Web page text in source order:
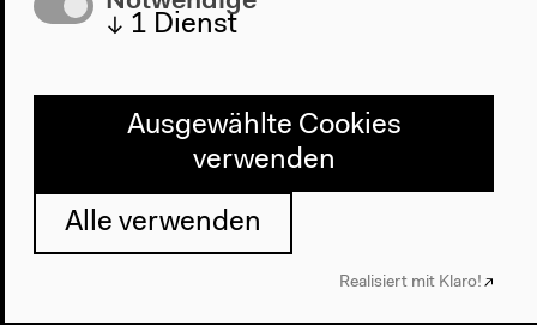
2022
Das Neue Alphabet
Das Anthropozän am HKW
Haus
↓ 1 Dienst
Ausgewählte Cookies
verwenden
Alle verwenden
Realisiert mit Klaro!